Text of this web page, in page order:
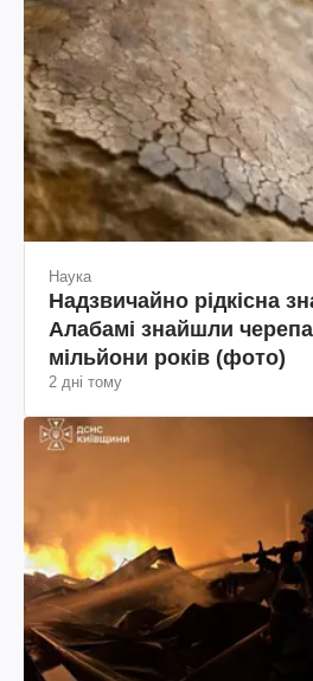
Наука
Надзвичайно рідкісна
Алабамі знайшли
мільйони років (фото)
2 дні тому